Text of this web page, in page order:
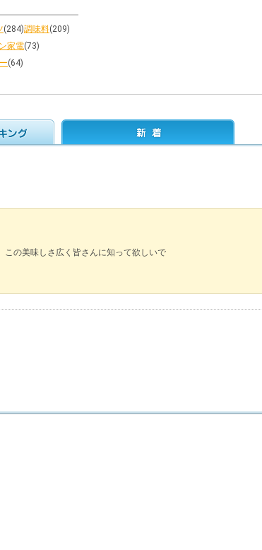
(284)調味料(209)
家電(73)
(64)
この美味しさ広く皆さんに知って欲しいで